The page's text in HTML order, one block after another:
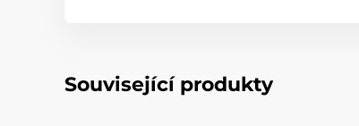
Související produkty